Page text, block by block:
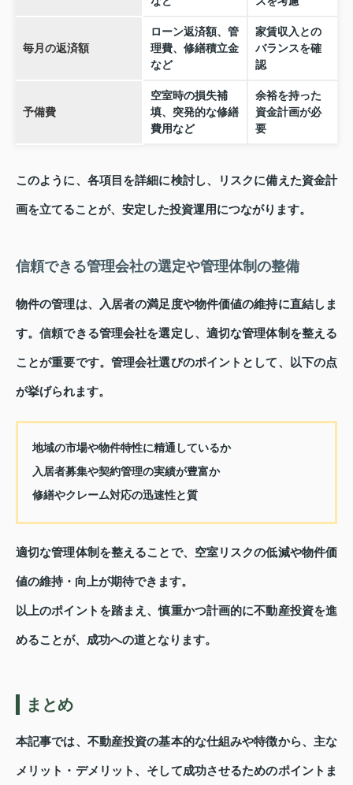
毎月の返済額
ローン返済額、管
理費、修繕積立金
など
家賃収入との
バランスを確
認
予備費
空室時の損失補
填、突発的な修繕
費用など
余裕を持った
資金計画が必
要
このように、各項目を詳細に検討し、リスクに備えた資金計
画を立てることが、安定した投資運用につながります。
信頼できる管理会社の選定や管理体制の整備
物件の管理は、入居者の満足度や物件価値の維持に直結しま
す。信頼できる管理会社を選定し、適切な管理体制を整える
ことが重要です。管理会社選びのポイントとして、以下の点
が挙げられます。
地域の市場や物件特性に精通しているか
入居者募集や契約管理の実績が豊富か
修繕やクレーム対応の迅速性と質
適切な管理体制を整えることで、空室リスクの低減や物件価
値の維持・向上が期待できます。
以上のポイントを踏まえ、慎重かつ計画的に不動産投資を進
めることが、成功への道となります。
まとめ
本記事では、不動産投資の基本的な仕組みや特徴から、主な
メリット・デメリット、そして成功させるためのポイントま